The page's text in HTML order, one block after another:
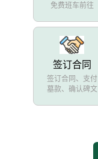
免费班车前往
签订合同
签订合同、支付
墓款、确认碑文